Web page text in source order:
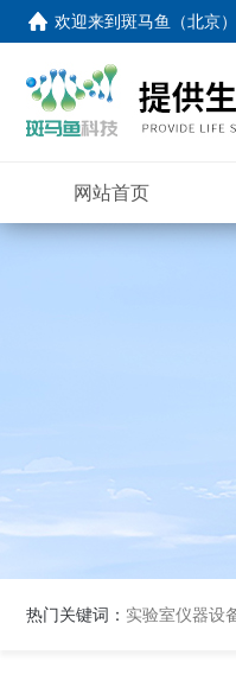
欢迎来到斑马鱼（北京
网站首页
热门关键词： 实验室仪器设